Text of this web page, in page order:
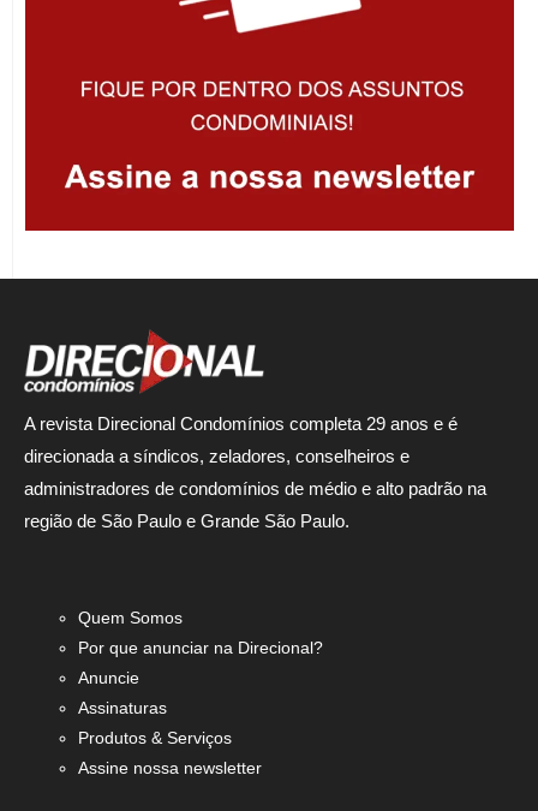
A revista Direcional Condomínios completa 29 anos e é
direcionada a síndicos, zeladores, conselheiros e
administradores de condomínios de médio e alto padrão na
região de São Paulo e Grande São Paulo.
Quem Somos
Por que anunciar na Direcional?
Anuncie
Assinaturas
Produtos & Serviços
Assine nossa newsletter